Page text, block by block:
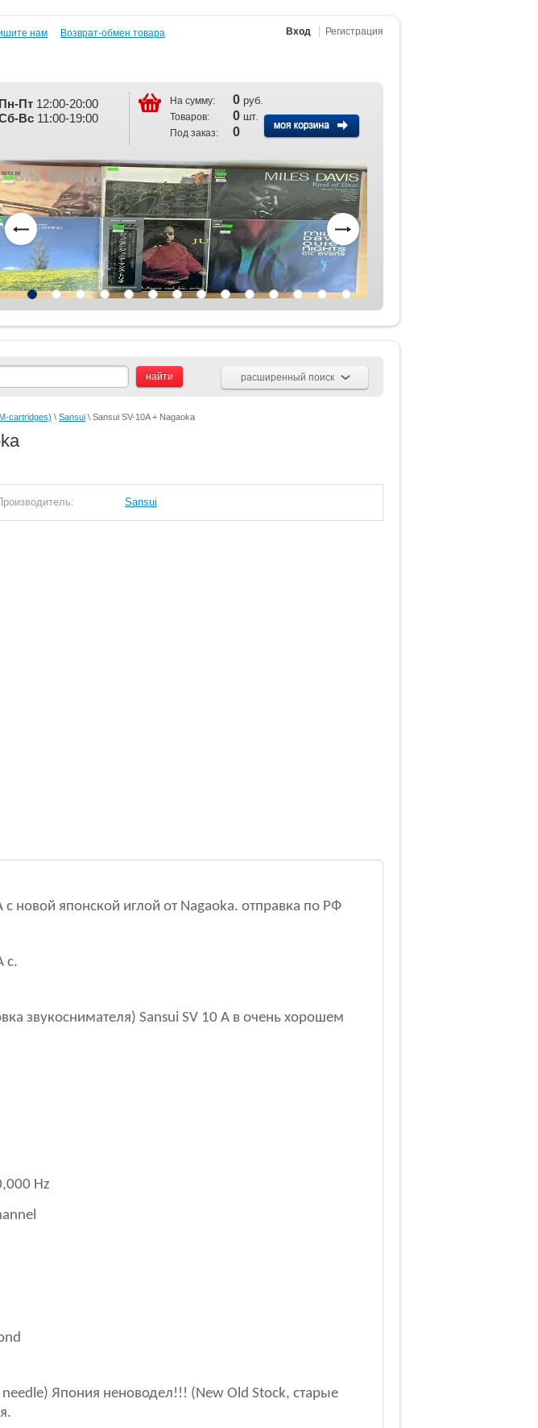
Вход Регистрация
нам Возврат-обмен товара
Пн-Пт 12:00-20:00
Вс 11:00-19:00
На сумму: 0 руб.
Товаров: 0 шт.
Под заказ: 0
расширенный поиск
cartridges) \ Sansui \ Sansui SV-10A + Nagaoka
Sansui
новой японской иглой от Nagaoka. отправка по РФ
с.
звукоснимателя) Sansui SV 10 A в очень хорошем
Hz
needle) Япония неноводел!!! (New Old Stock, старые